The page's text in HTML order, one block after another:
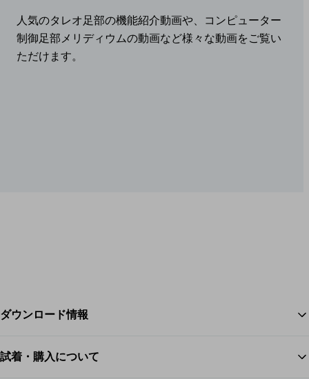
人気のタレオ足部の機能紹介動画や、コンピューター
制御足部メリディウムの動画など様々な動画をご覧い
ただけます。
ダウンロード情報
試着・購入について